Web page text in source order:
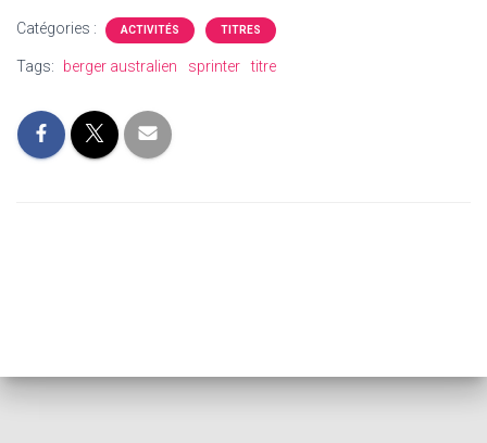
Catégories : ACTIVITÉS TITRES
Tags: berger australien sprinter titre